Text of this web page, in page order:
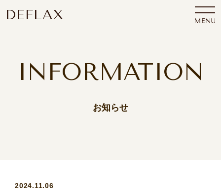
DEFLAX
INFORMATION
お知らせ
2024.11.06